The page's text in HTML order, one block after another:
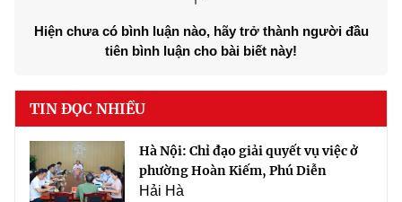
Hiện chưa có bình luận nào, hãy trở thành người đầu
tiên bình luận cho bài biết này!
TIN ĐỌC NHIỀU
Hà Nội: Chỉ đạo giải quyết vụ việc ở
phường Hoàn Kiếm, Phú Diễn
Hải Hà